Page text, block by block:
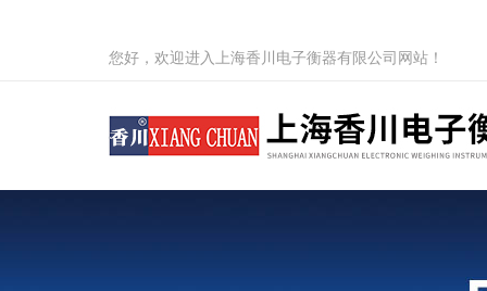
您好，欢迎进入上海香川电子衡器有限公司网站！